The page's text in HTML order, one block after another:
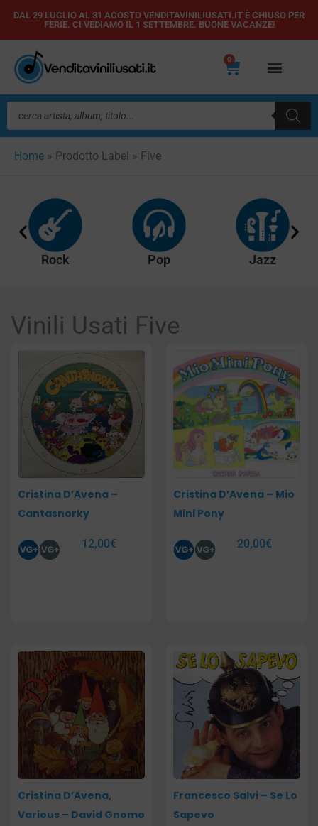
Vai
contenuto
DAL 29 LUGLIO AL 31 AGOSTO VENDITAVINILIUSATI.IT È CHIUSO PER
FERIE. CI VEDIAMO IL 1 SETTEMBRE. BUONE VACANZE!
0
Carrello
Ricerca
prodotti
Home » Prodotto Label » Five
Rock Pop Jazz
Vinili Usati Five
Cristina D’Avena –
Cantasnorky
12,00€
Cristina D’Avena – Mio
Mini Pony
20,00€
Cristina D’Avena,
Various – David Gnomo
Francesco Salvi – Se Lo
Sapevo